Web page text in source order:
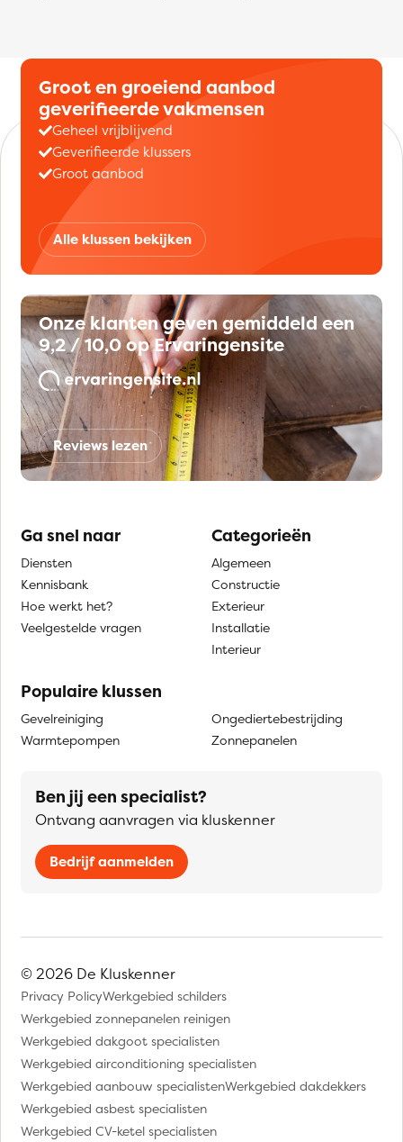
Groot en groeiend aanbod
geverifieerde vakmensen
Geheel vrijblijvend
Geverifieerde klussers
Groot aanbod
Alle klussen bekijken
Onze klanten geven gemiddeld een
9,2 / 10,0 op Ervaringensite
Reviews lezen
Ga snel naar
Diensten
Kennisbank
Hoe werkt het?
Veelgestelde vragen
Categorieën
Algemeen
Constructie
Exterieur
Installatie
Interieur
Populaire klussen
Gevelreiniging
Warmtepompen
Ongediertebestrijding
Zonnepanelen
Ben jij een specialist?
Ontvang aanvragen via kluskenner
Bedrijf aanmelden
© 2026 De Kluskenner
Privacy PolicyWerkgebied schilders
Werkgebied zonnepanelen reinigen
Werkgebied dakgoot specialisten
Werkgebied airconditioning specialisten
Werkgebied aanbouw specialistenWerkgebied dakdekkers
Werkgebied asbest specialisten
Werkgebied CV-ketel specialisten